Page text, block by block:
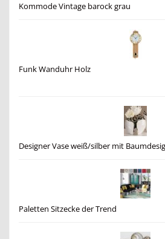
Kommode Vintage barock grau
Funk Wanduhr Holz
Designer Vase weiß/silber mit
Paletten Sitzecke der Trend